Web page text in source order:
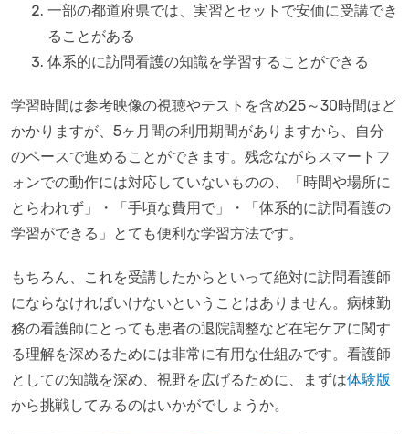
一部の都道府県では、実習とセットで安価に受講でき
ることがある
体系的に訪問看護の知識を学習することができる
学習時間は参考映像の視聴やテストを含め25～30時間ほど
かかりますが、5ヶ月間の利用期間がありますから、自分
のペースで進めることができます。残念ながらスマートフ
ォンでの動作には対応していないものの、「時間や場所に
とらわれず」・「手頃な費用で」・「体系的に訪問看護の
学習ができる」とても便利な学習方法です。
もちろん、これを受講したからといって絶対に訪問看護師
にならなければいけないということはありません。病棟勤
務の看護師にとっても患者の退院調整など在宅ケアに関す
る理解を深めるためには非常に有用な仕組みです。看護師
としての知識を深め、視野を広げるために、まずは体験版
から挑戦してみるのはいかがでしょうか。